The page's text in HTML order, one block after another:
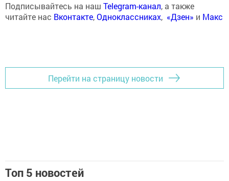
Подписывайтесь на наш Telegram-канал, а также
читайте нас Вконтакте,Одноклассниках, «Дзен» и Макс
Перейти на страницу новости
Топ 5 новостей